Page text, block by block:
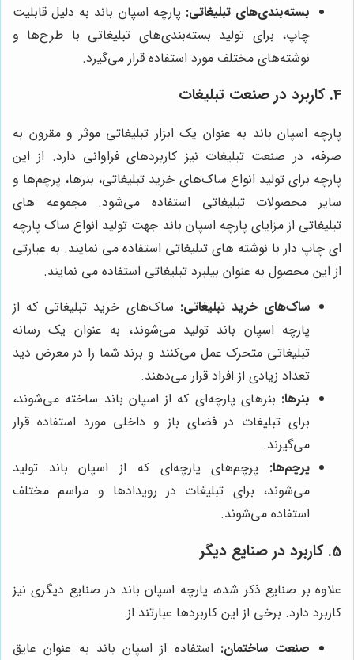
بسته‌بندی‌های تبلیغاتی: پارچه اسپان باند به دلیل قابلیت
چاپ، برای تولید بسته‌بندی‌های تبلیغاتی با طرح‌ها و
نوشته‌های مختلف مورد استفاده قرار می‌گیرد.
4. کاربرد در صنعت تبلیغات
پارچه اسپان باند به عنوان یک ابزار تبلیغاتی موثر و مقرون به
صرفه، در صنعت تبلیغات نیز کاربردهای فراوانی دارد. از این
پارچه برای تولید انواع ساک‌های خرید تبلیغاتی، بنرها، پرچم‌ها و
سایر محصولات تبلیغاتی استفاده می‌شود. مجموعه های
تبلیغاتی از مزایای پارچه اسپان باند جهت تولید انواع ساک پارچه
ای چاپ دار با نوشته های تبلیغاتی استفاده می نمایند. به عبارتی
از این محصول به عنوان بیلبرد تبلیغاتی استفاده می نمایند.
ساک‌های خرید تبلیغاتی: ساک‌های خرید تبلیغاتی که از
پارچه اسپان باند تولید می‌شوند، به عنوان یک رسانه
تبلیغاتی متحرک عمل می‌کنند و برند شما را در معرض دید
تعداد زیادی از افراد قرار می‌دهند.
بنرها: بنرهای پارچه‌ای که از اسپان باند ساخته می‌شوند،
برای تبلیغات در فضای باز و داخلی مورد استفاده قرار
می‌گیرند.
پرچم‌ها: پرچم‌های پارچه‌ای که از اسپان باند تولید
می‌شوند، برای تبلیغات در رویدادها و مراسم مختلف
استفاده می‌شوند.
5. کاربرد در صنایع دیگر
علاوه بر صنایع ذکر شده، پارچه اسپان باند در صنایع دیگری نیز
کاربرد دارد. برخی از این کاربردها عبارتند از:
صنعت ساختمان: استفاده از اسپان باند به عنوان عایق